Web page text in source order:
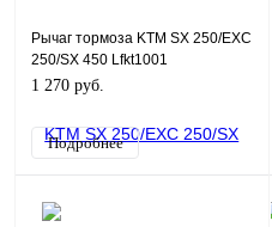
Рычаг тормоза KTM SX 250/EXC
250/SX 450 Lfkt1001
1 270 руб.
Подробнее